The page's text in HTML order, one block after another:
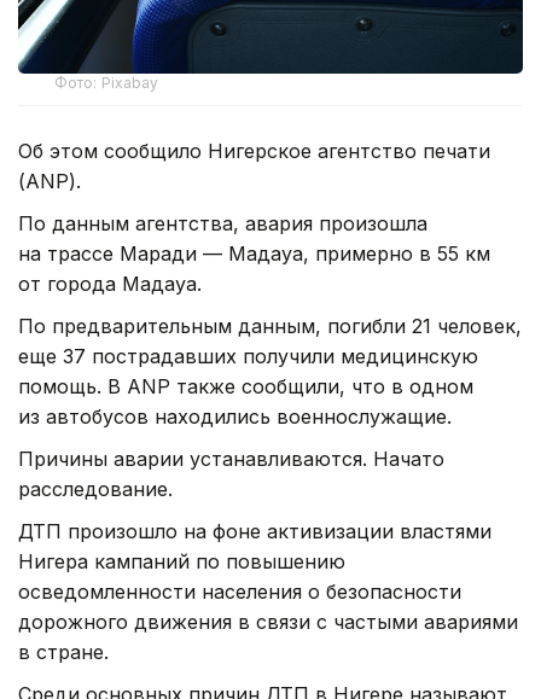
Фото: Pixabay
Об этом сообщило Нигерское агентство печати
(ANP).
По данным агентства, авария произошла
на трассе Маради — Мадауа, примерно в 55 км
от города Мадауа.
По предварительным данным, погибли 21 человек,
еще 37 пострадавших получили медицинскую
помощь. В ANP также сообщили, что в одном
из автобусов находились военнослужащие.
Причины аварии устанавливаются. Начато
расследование.
ДТП произошло на фоне активизации властями
Нигера кампаний по повышению
осведомленности населения о безопасности
дорожного движения в связи с частыми авариями
в стране.
Среди основных причин ДТП в Нигере называют